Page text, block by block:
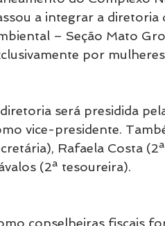
a integrar a diretoria
– Seção Mato
por
será presidida
vice-presidente.
Rafaela Costa
(2ª tesoureira).
conselheiras fiscais